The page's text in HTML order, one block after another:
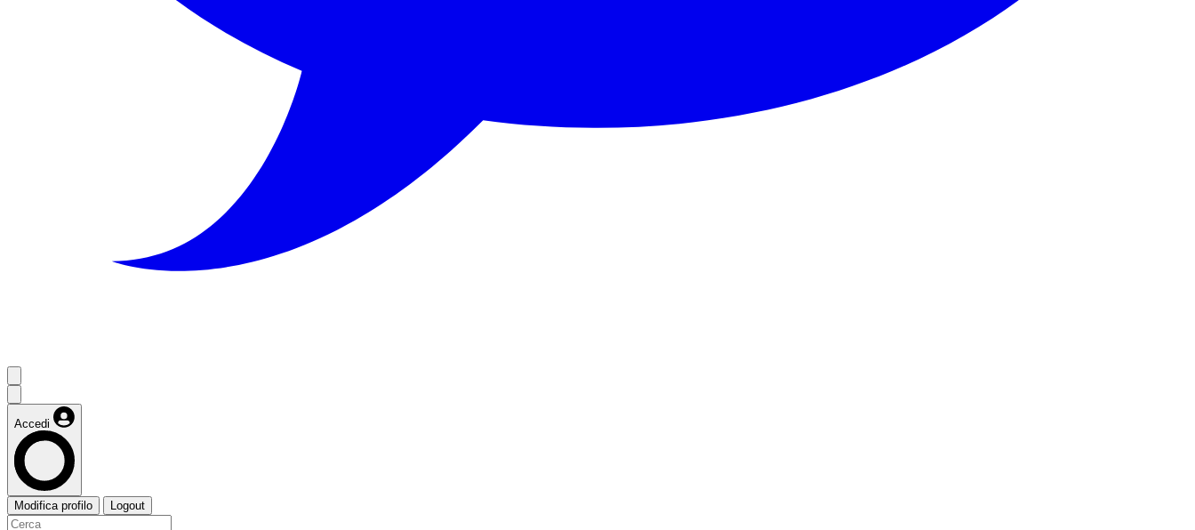
Accedi
Modifica profilo Logout